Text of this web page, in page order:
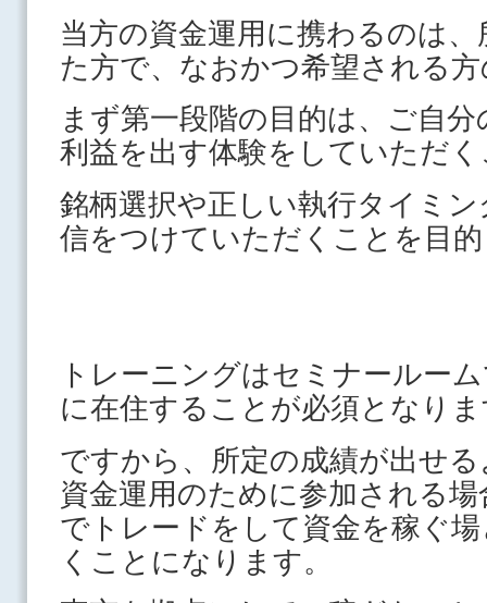
当方の資金運用に携わるのは
た方で、なおかつ希望される
まず第一段階の目的は、ご自
利益を出す体験をしていただ
銘柄選択や正しい執行タイミ
信をつけていただくことを目
トレーニングはセミナールー
に在住することが必須となり
ですから、所定の成績が出せ
資金運用のために参加される
でトレードをして資金を稼ぐ
くことになります。